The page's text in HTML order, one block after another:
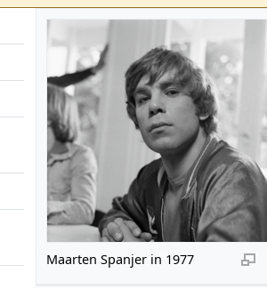
Maarten Spanjer in 1977